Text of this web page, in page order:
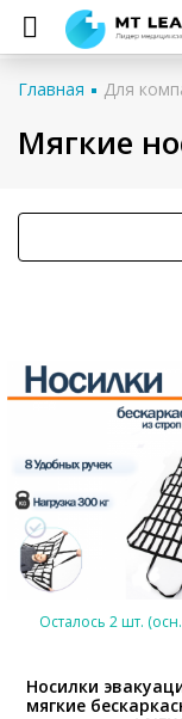
Главная Для
Мягкие
Осталось 2 шт.
Носилки
мягкие